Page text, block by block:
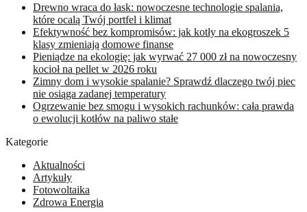
Drewno wraca do łask: nowoczesne technologie spalania,
które ocalą Twój portfel i klimat
Efektywność bez kompromisów: jak kotły na ekogroszek 5
klasy zmieniają domowe finanse
Pieniądze na ekologię: jak wyrwać 27 000 zł na nowoczesny
kocioł na pellet w 2026 roku
Zimny dom i wysokie spalanie? Sprawdź dlaczego twój piec
nie osiąga zadanej temperatury
Ogrzewanie bez smogu i wysokich rachunków: cała prawda
o ewolucji kotłów na paliwo stałe
Kategorie
Aktualności
Artykuły
Fotowoltaika
Zdrowa Energia